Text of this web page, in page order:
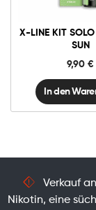
X-LINE KIT
SUN
9,90€
Solo
Sun
In den
Verkauf an
Nikotin, eine